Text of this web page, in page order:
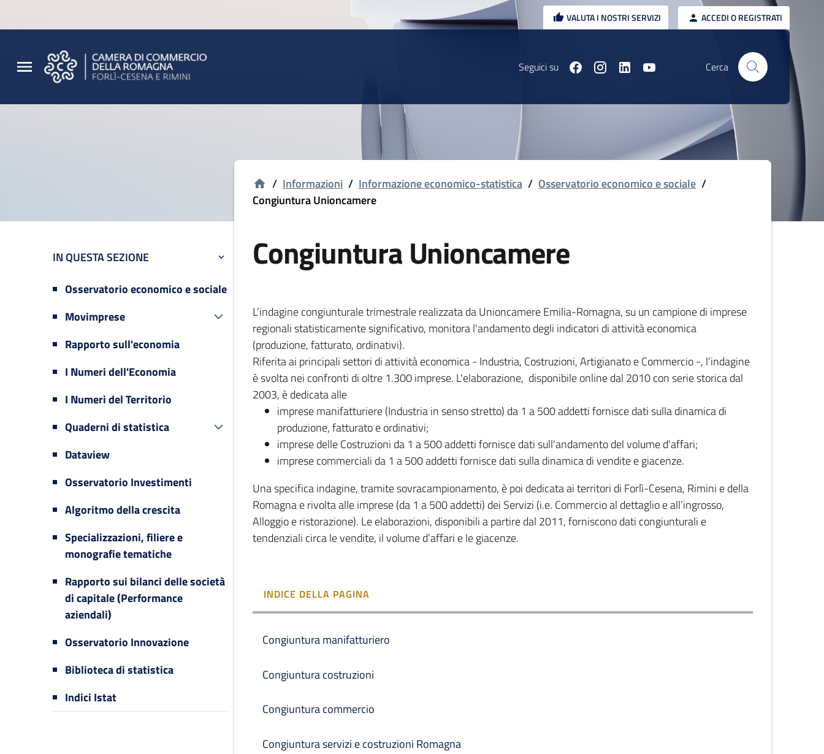
VALUTA I NOSTRI SERVIZI ACCEDI O REGISTRATI
Seguici su Cerca
IN QUESTA SEZIONE
Osservatorio economico e sociale
Movimprese
Rapporto sull'economia
I Numeri dell'Economia
I Numeri del Territorio
Quaderni di statistica
Dataview
Osservatorio Investimenti
Algoritmo della crescita
Specializzazioni, filiere e
monografie tematiche
Rapporto sui bilanci delle società
di capitale (Performance
aziendali)
Osservatorio Innovazione
Biblioteca di statistica
Indici Istat
/ Informazioni / Informazione economico-statistica / Osservatorio economico e sociale /
Congiuntura Unioncamere
Congiuntura Unioncamere
L’indagine congiunturale trimestrale realizzata da Unioncamere Emilia-Romagna, su un campione di imprese
regionali statisticamente significativo, monitora l'andamento degli indicatori di attività economica
(produzione, fatturato, ordinativi).
Riferita ai principali settori di attività economica - Industria, Costruzioni, Artigianato e Commercio -, l’indagine
è svolta nei confronti di oltre 1.300 imprese. L'elaborazione, disponibile online dal 2010 con serie storica dal
2003, è dedicata alle
imprese manifatturiere (Industria in senso stretto) da 1 a 500 addetti fornisce dati sulla dinamica di
produzione, fatturato e ordinativi;
imprese delle Costruzioni da 1 a 500 addetti fornisce dati sull'andamento del volume d'affari;
imprese commerciali da 1 a 500 addetti fornisce dati sulla dinamica di vendite e giacenze.
Una specifica indagine, tramite sovracampionamento, è poi dedicata ai territori di Forlì-Cesena, Rimini e della
Romagna e rivolta alle imprese (da 1 a 500 addetti) dei Servizi (i.e. Commercio al dettaglio e all’ingrosso,
Alloggio e ristorazione). Le elaborazioni, disponibili a partire dal 2011, forniscono dati congiunturali e
tendenziali circa le vendite, il volume d’affari e le giacenze.
INDICE DELLA PAGINA
Congiuntura manifatturiero
Congiuntura costruzioni
Congiuntura commercio
Congiuntura servizi e costruzioni Romagna